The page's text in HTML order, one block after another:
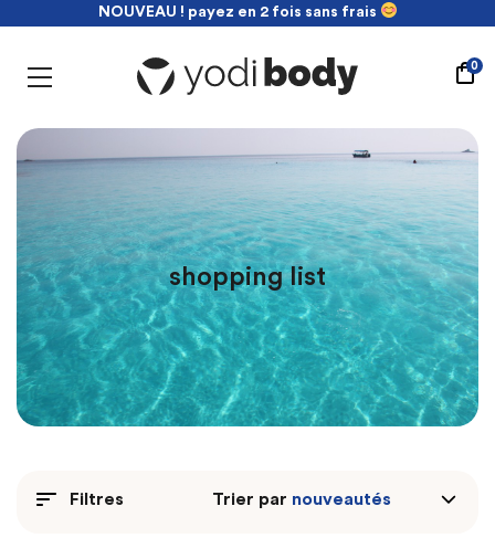
Livraison offerte dès de 100€ d'achat
Livraison offerte dès de 100€ d'achat
0
shopping list
Filtres Trier par